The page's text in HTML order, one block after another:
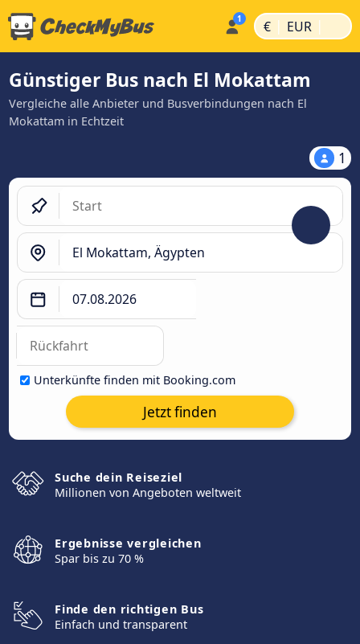
€ | EUR |
Günstiger Bus nach El Mokattam
Vergleiche alle Anbieter und Busverbindungen nach El
Mokattam in Echtzeit
1
Unterkünfte finden mit Booking.com
Jetzt finden
Suche dein Reiseziel
Millionen von Angeboten weltweit
Ergebnisse vergleichen
Spar bis zu 70 %
Finde den richtigen Bus
Einfach und transparent